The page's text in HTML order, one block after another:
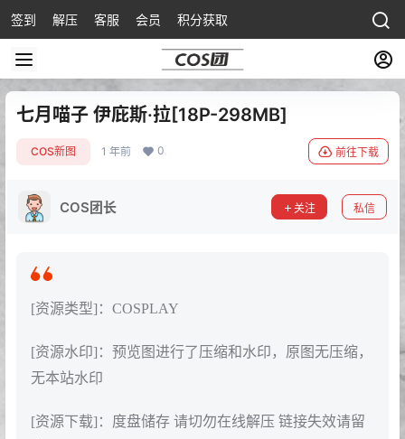
签到 解压 客服 会员 积分获取
七月喵子 伊庇斯·拉[18P-298MB]
COS新图 1 年前 0 前往下载
COS团长 关注 私信
[资源类型]：COSPLAY
[资源水印]：预览图进行了压缩和水印，原图无压缩，
无本站水印
[资源下载]：度盘储存 请切勿在线解压 链接失效请留